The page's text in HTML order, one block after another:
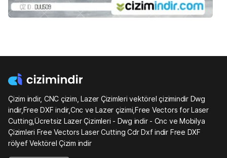
Çizim indir, CNC çizim, Lazer Çizimleri vektörel çizimindir Dwg
indir,Free DXF indir,Cnc ve Lazer çizimi,Free Vectors for Laser
Cutting,Ücretsiz Lazer Çizimleri - Dwg indir - Cnc ve Mobilya
Çizimleri Free Vectors Laser Cutting Cdr Dxf indir Free DXF
rölyef Vektörel Çizim indir